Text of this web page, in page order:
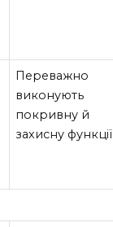
Переважно
виконують
покривну й
захисну функції